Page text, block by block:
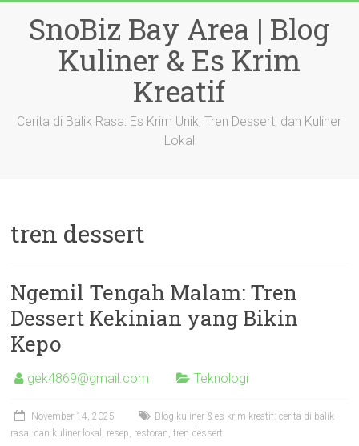
contentSnoBiz Bay Area | Blog
Kuliner & Es Krim
Kreatif
Cerita di Balik Rasa: Es Krim Unik, Tren Dessert, dan Kuliner
Lokal
tren dessert
Ngemil Tengah Malam: Tren
Dessert Kekinian yang Bikin
Kepo
gek4869@gmail.com Teknologi
November 14, 2025
Blog kuliner & es krim kreatif: cerita di balik
rasa, dan kuliner lokal , resep, restoran,tren dessert